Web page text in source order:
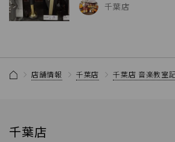
千葉店
店舗情報 千葉店 千葉店 音楽教室
千葉店